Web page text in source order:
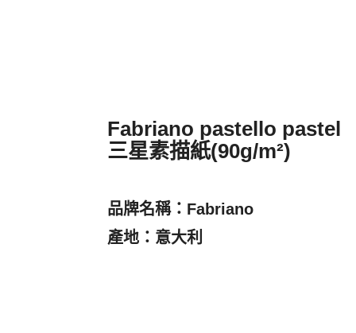
Fabriano pastello pastel
三星素描紙(90g/m²)
品牌名稱：Fabriano
產地：意大利